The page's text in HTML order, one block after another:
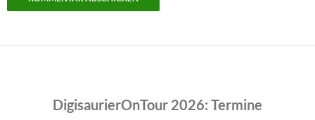
DigisaurierOnTour 2026: Termine